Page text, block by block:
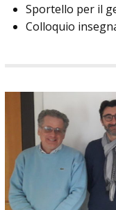
Sportello per il
Colloquio